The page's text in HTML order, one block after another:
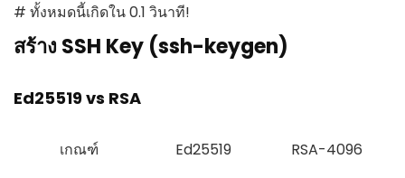
# ทั้งหมดนี้เกิดใน 0.1 วินาที!
สร้าง SSH Key (ssh-keygen)
Ed25519 vs RSA
เกณฑ์ Ed25519
RSA-4096